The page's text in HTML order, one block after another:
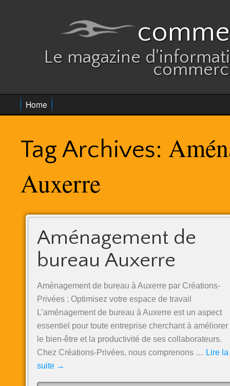
Le magazine
Home
Tag Archives:
Auxerre
Aménagement de
bureau Auxerre
Aménagement de bureau à Auxerre par Créations-
Privées : Optimisez votre espace de travail
L’aménagement de bureau à Auxerre est un aspect
essentiel pour toute entreprise cherchant à améliorer
le bien-être et la productivité de ses collaborateurs.
Chez Créations-Privées, nous comprenons … Lire la
suite →